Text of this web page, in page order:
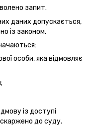
запит.
даних допускається,
із законом.
особи, яка відмовляє
із доступі
до суду.